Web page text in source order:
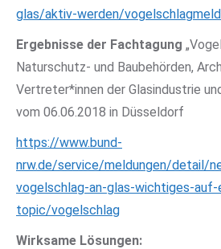
glas/aktiv-werden/
Ergebnisse der Fachtagung
Naturschutz- und Baubehörden,
Vertreter*innen der Glasindustrie
vom 06.06.2018 in Düsseldorf
https://www.bund-
nrw.de/service/meldungen/detail/
vogelschlag-an-glas-wichtiges-
topic/vogelschlag
Wirksame Lösungen: